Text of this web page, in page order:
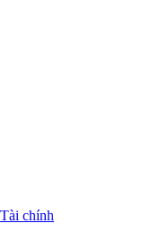
chính